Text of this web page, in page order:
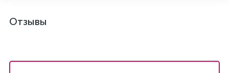
Отзывы